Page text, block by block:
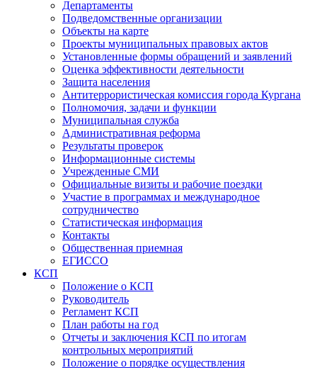
Департаменты
Подведомственные организации
Объекты на карте
Проекты муниципальных правовых актов
Установленные формы обращений и заявлений
Оценка эффективности деятельности
Защита населения
Антитеррористическая комиссия города Кургана
Полномочия, задачи и функции
Муниципальная служба
Административная реформа
Результаты проверок
Информационные системы
Учрежденные СМИ
Официальные визиты и рабочие поездки
Участие в программах и международное
сотрудничество
Статистическая информация
Контакты
Общественная приемная
ЕГИССО
КСП
Положение о КСП
Руководитель
Регламент КСП
План работы на год
Отчеты и заключения КСП по итогам
контрольных мероприятий
Положение о порядке осуществления